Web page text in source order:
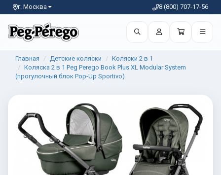
г. Москва 8 (800) 707-17-56
Главная Детские коляски
Коляски 2 в 1
Коляска 2 в 1 Peg Perego Book Plus XL Modular System
(прогулочный блок Pop-Up Sportivo)